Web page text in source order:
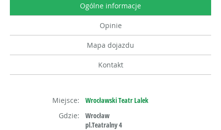
Ogólne informacje
Opinie
Mapa dojazdu
Kontakt
Miejsce:
Wrocławski Teatr Lalek
Gdzie:
Wrocław
pl.Teatralny 4